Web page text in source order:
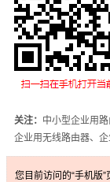
关注： 中小型企业用
企业用无线路由器、
您目前访问的“手机版”